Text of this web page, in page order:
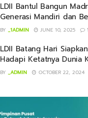
LDII Bantul Bangun
Generasi Mandiri dan
BY _1ADMIN JUNE 10, 2025
LDII Batang Hari
Hadapi Ketatnya Dunia
BY _ADMIN OCTOBER 22, 2024